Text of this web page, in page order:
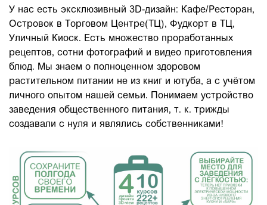
У нас есть эксклюзивный 3D-дизайн: Кафе/Ресторан,
Островок в Торговом Центре(ТЦ), Фудкорт в ТЦ,
Уличный Киоск. Есть множество проработанных
рецептов, сотни фотографий и видео приготовления
блюд. Мы знаем о полноценном здоровом
растительном питании не из книг и ютуба, а с учётом
личного опытом нашей семьи. Понимаем устройство
заведения общественного питания, т. к. трижды
создавали с нуля и являлись собственниками!